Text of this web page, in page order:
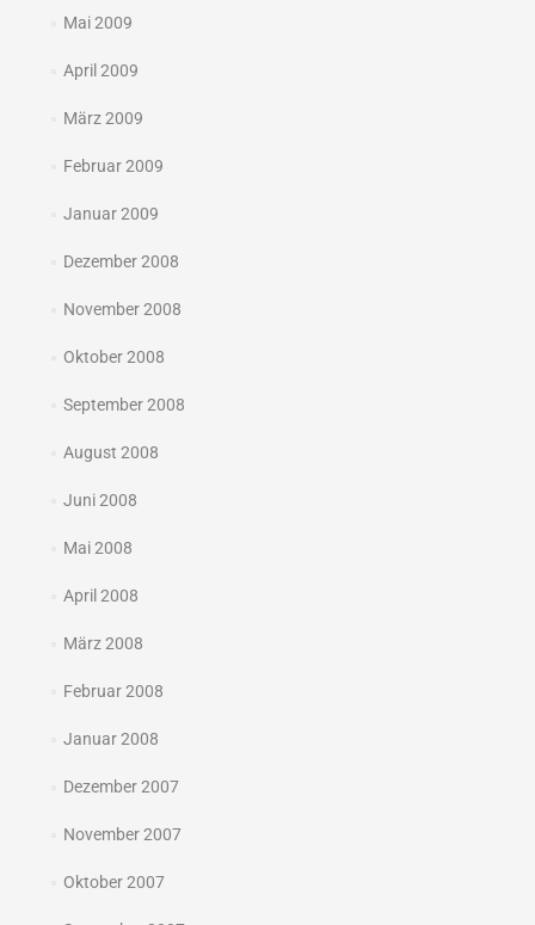
Mai 2009
April 2009
März 2009
Februar 2009
Januar 2009
Dezember 2008
November 2008
Oktober 2008
September 2008
August 2008
Juni 2008
Mai 2008
April 2008
März 2008
Februar 2008
Januar 2008
Dezember 2007
November 2007
Oktober 2007